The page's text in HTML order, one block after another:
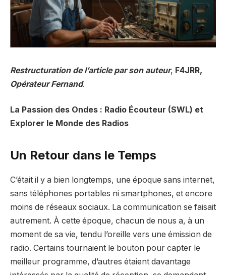
Restructuration de l’article par son auteur, F4JRR,
Opérateur Fernand.
La Passion des Ondes : Radio Écouteur (SWL) et
Explorer le Monde des Radios
Un Retour dans le Temps
C’était il y a bien longtemps, une époque sans internet,
sans téléphones portables ni smartphones, et encore
moins de réseaux sociaux. La communication se faisait
autrement. À cette époque, chacun de nous a, à un
moment de sa vie, tendu l’oreille vers une émission de
radio. Certains tournaient le bouton pour capter le
meilleur programme, d’autres étaient davantage